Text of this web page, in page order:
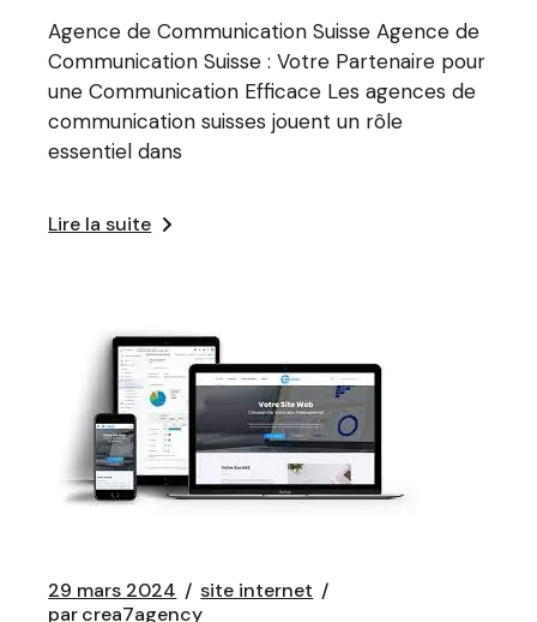
Agence de Communication Suisse Agence de
Communication Suisse : Votre Partenaire pour
une Communication Efficace Les agences de
communication suisses jouent un rôle
essentiel dans
Lire la suite
29 mars 2024
site internet
parcrea7agency